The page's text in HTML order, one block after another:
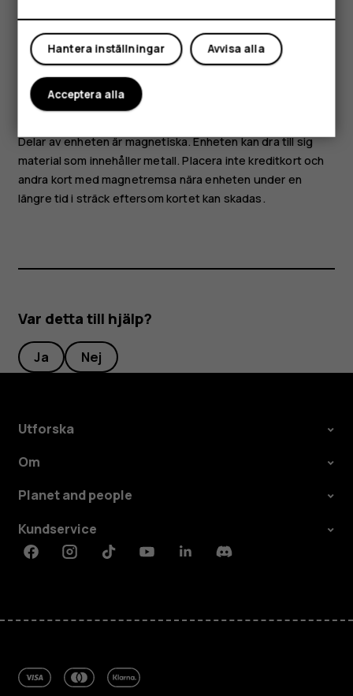
Anslut inte enheten till produkter som genererar en
utsignal, eftersom denna kan skada enheten. Anslut ingen
spänningskälla till ljudkontakten. Tänk på volymnivån om
du ansluter en extern enhet eller ett headset som inte har
godkänts för användning med denna enhet via
ljudkontakten.
Delar av enheten är magnetiska. Enheten kan dra till sig
material som innehåller metall. Placera inte kreditkort och
andra kort med magnetremsa nära enheten under en
längre tid i sträck eftersom kortet kan skadas.
Var detta till hjälp?
Ja Nej
Utforska
Om
Planet and people
Kundservice
FacebookInstagramTiktokYoutubeLinkedinDiscord
Avvisa alla
Hantera inställningar
Acceptera alla